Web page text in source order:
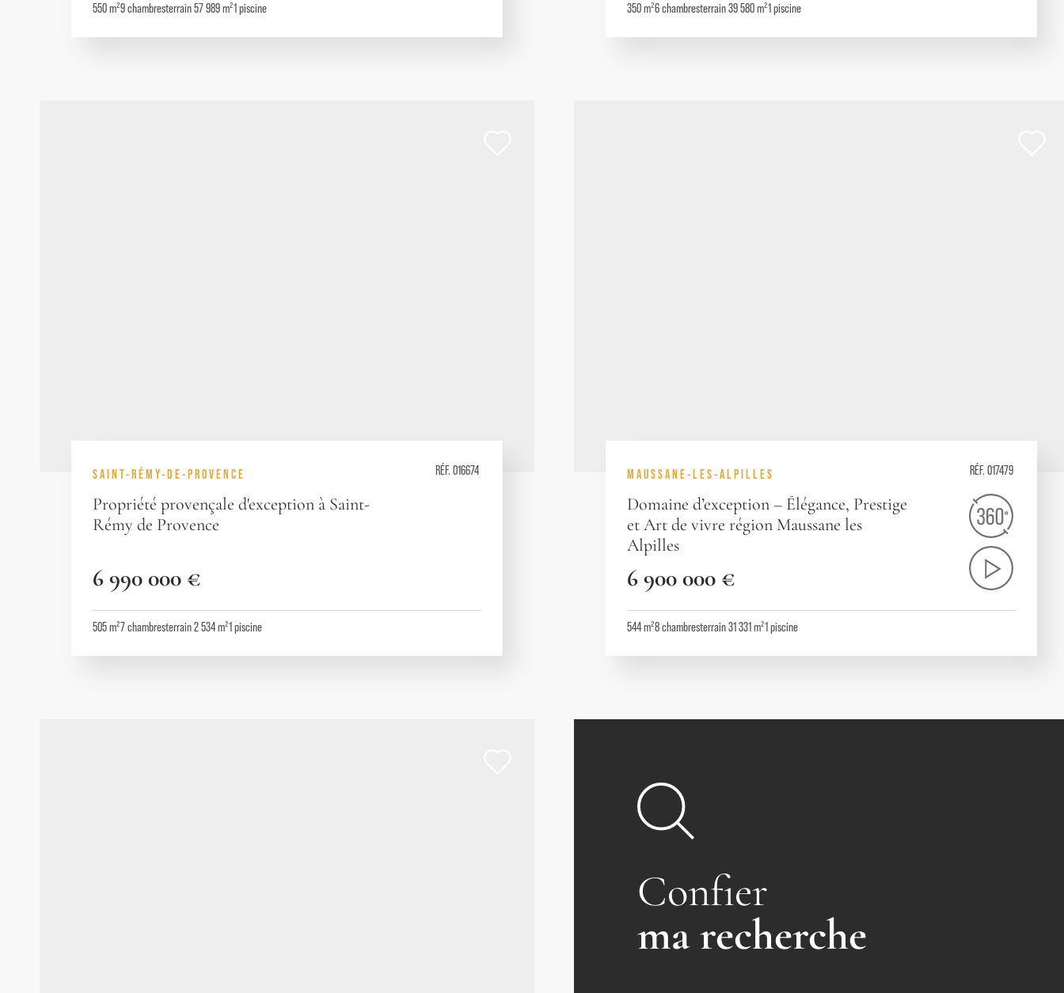
550 m²9chambresterrain 57 989 m²1piscine 350 m²6chambresterrain 39 580 m²1piscine
SAINT-RÉMY-DE-PROVENCE
Propriété provençale d'exception à Saint-
Rémy de Provence
6 990 000 €
RÉF. 016674
505 m²7chambresterrain 2 534 m²1piscine
MAUSSANE-LES-ALPILLES
Domaine d’exception – Élégance, Prestige
et Art de vivre région Maussane les
Alpilles
6 900 000 €
RÉF. 017479
544 m²8chambresterrain 31 331 m²1piscine
Confier
ma recherche